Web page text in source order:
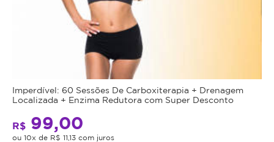
Imperdível: 60 Sessões De Carboxiterapia + Drenagem
Localizada + Enzima Redutora com Super Desconto
R$ 99,00
ou 10x de R$ 11,13 com juros